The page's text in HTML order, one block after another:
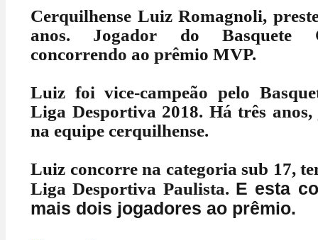
Cerquilhense Luiz Romagnoli,
anos. Jogador do Basquete
concorrendo ao prêmio MVP.
Luiz foi vice-campeão pelo
Liga Desportiva 2018. Há três
na equipe cerquilhense.
Luiz concorre na categoria sub 17,
Liga Desportiva Paulista. E esta
mais dois jogadores ao prêmio.